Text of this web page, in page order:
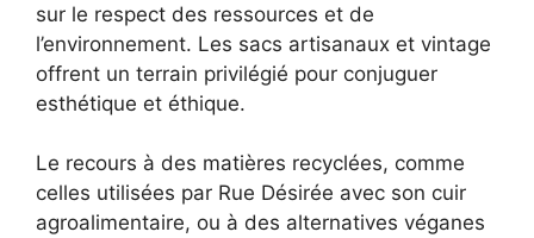
sur le respect des ressources et de
l’environnement. Les sacs artisanaux et vintage
offrent un terrain privilégié pour conjuguer
esthétique et éthique.
Le recours à des matières recyclées, comme
celles utilisées par Rue Désirée avec son cuir
agroalimentaire, ou à des alternatives véganes